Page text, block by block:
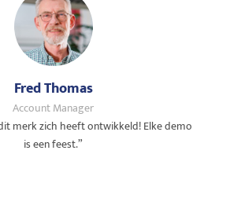
Fred Thomas
Account Manager
merk zich heeft ontwikkeld! Elke demo
is een feest.”